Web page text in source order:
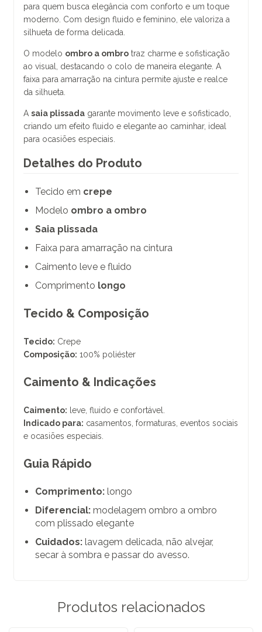
para quem busca elegância com conforto e um toque
moderno. Com design fluido e feminino, ele valoriza a
silhueta de forma delicada.
O modelo ombro a ombro traz charme e sofisticação
ao visual, destacando o colo de maneira elegante. A
faixa para amarração na cintura permite ajuste e realce
da silhueta.
A saia plissada garante movimento leve e sofisticado,
criando um efeito fluido e elegante ao caminhar, ideal
para ocasiões especiais.
Detalhes do Produto
Tecido em crepe
Modelo ombro a ombro
Saia plissada
Faixa para amarração na cintura
Caimento leve e fluido
Comprimento longo
Tecido & Composição
Tecido: Crepe
Composição: 100% poliéster
Caimento & Indicações
Caimento: leve, fluido e confortável.
Indicado para: casamentos, formaturas, eventos sociais
e ocasiões especiais.
Guia Rápido
Comprimento: longo
Diferencial: modelagem ombro a ombro
com plissado elegante
Cuidados: lavagem delicada, não alvejar,
secar à sombra e passar do avesso.
Produtos relacionados